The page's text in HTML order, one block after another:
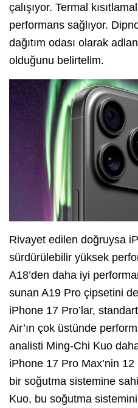
çalışıyor. Termal
performans sağlıyor.
dağıtım odası olarak
olduğunu belirtelim.
Rivayet edilen doğruysa
sürdürülebilir yüksek
A18’den daha iyi
sunan A19 Pro çipsetini
iPhone 17 Pro’lar,
Air’ın çok üstünde
analisti Ming-Chi Kuo
iPhone 17 Pro Max’nin
bir soğutma sistemine
Kuo, bu soğutma